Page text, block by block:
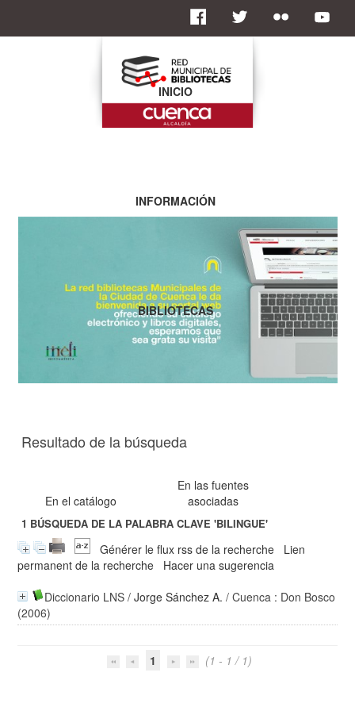
Resultado de la búsqueda
En el catálogo
En las fuentes
asociadas
1 BÚSQUEDA DE LA PALABRA CLAVE'BILINGUE'
Générer le flux rss de la recherche
Lien
permanent de la recherche
Hacer una sugerencia
Diccionario LNS /Jorge Sánchez A. / Cuenca : Don Bosco
(2006)
1 (1 - 1 / 1)
INICIO
INFORMACIÓN
BIBLIOTECAS